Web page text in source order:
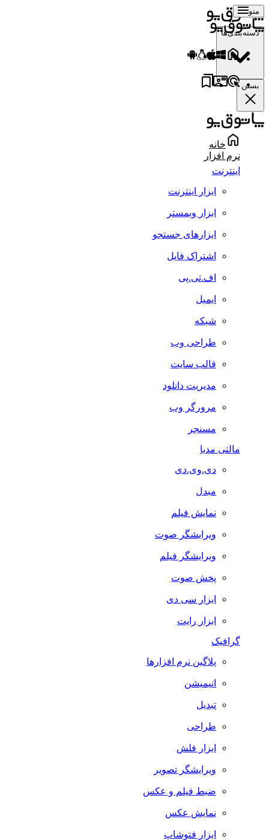
منو
دسته‌بندی‌ها
بستن
خانه
نرم افزار
اینترنت
ابزار اینترنت
ابزار وبمستر
ابزارهای جستجو
اشتراک فایل
اف.تی.پی
ایمیل
شبکه
طراحی وب
قالب سایت
مدیریت دانلود
مرورگر وب
مسنجر
مالتی مدیا
دی.وی.دی
مبدل
نمایش فیلم
ویرایشگر صوت
ویرایشگر فیلم
پخش صوت
ابزار سی دی
ابزار رایت
گرافیک
پلاگین نرم افزارها
انیمیشن
تبدیل
طراحی
ابزار فلش
ویرایشگر تصویر
ضبط فيلم و عكس
نمایش عکس
ابزار فتوشاپ